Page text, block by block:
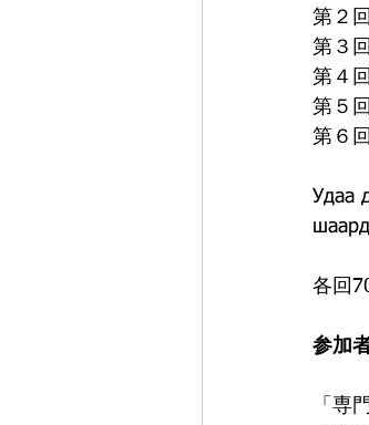
第２
第３
第４
第５
第６
Удаа
各回
参加
「専